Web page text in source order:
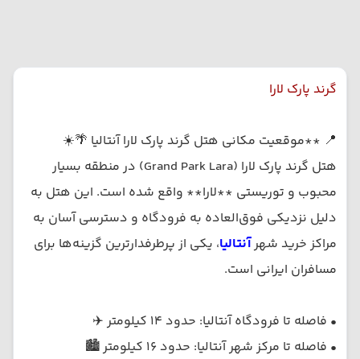
گرند پارک لارا
📍 **موقعیت مکانی هتل گرند پارک لارا آنتالیا 🌴☀️
هتل گرند پارک لارا (Grand Park Lara) در منطقه بسیار
محبوب و توریستی **لارا** واقع شده است. این هتل به
دلیل نزدیکی فوق‌العاده به فرودگاه و دسترسی آسان به
مراکز خرید شهرآنتالیا، یکی از پرطرفدارترین گزینه‌ها برای
مسافران ایرانی است.
• فاصله تا فرودگاه آنتالیا: حدود ۱۴ کیلومتر ✈️
• فاصله تا مرکز شهر آنتالیا: حدود ۱۶ کیلومتر 🏙️